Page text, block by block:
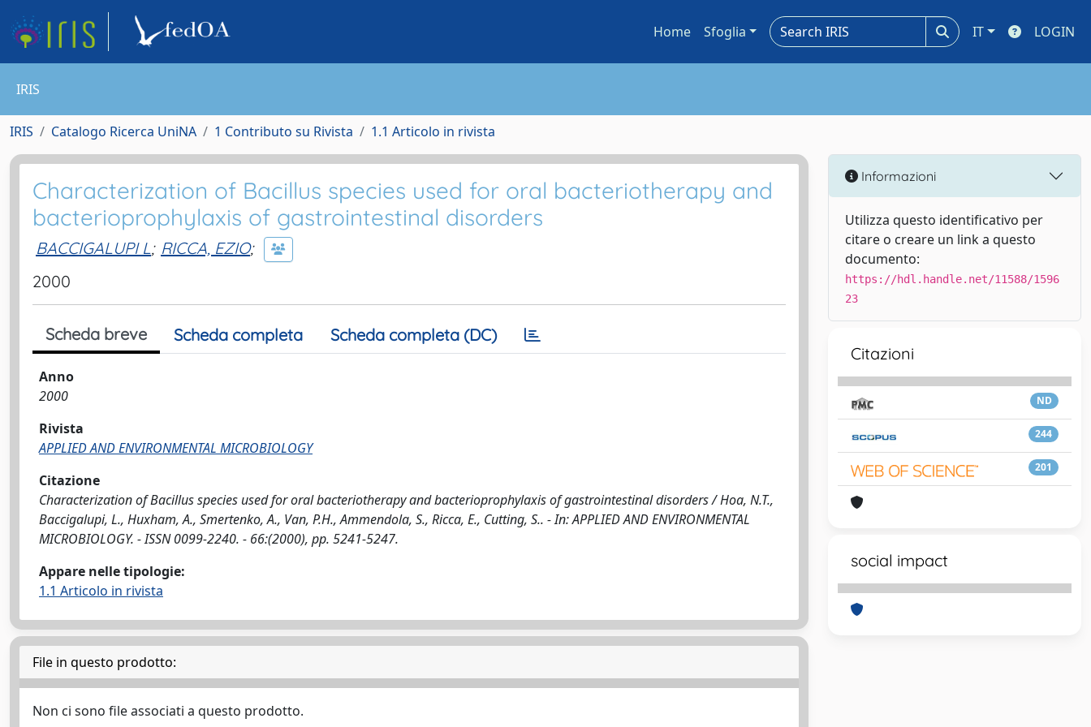
Home Sfoglia IT LOGIN
IRIS
IRIS Catalogo Ricerca UniNA 1 Contributo su Rivista 1.1 Articolo in rivista
Characterization of Bacillus species used for oral bacteriotherapy and
bacterioprophylaxis of gastrointestinal disorders
BACCIGALUPI L; RICCA, EZIO;
2000
Scheda breve Scheda completa Scheda completa (DC)
Anno
2000
Rivista
APPLIED AND ENVIRONMENTAL MICROBIOLOGY
Citazione
Characterization of Bacillus species used for oral bacteriotherapy and bacterioprophylaxis of gastrointestinal disorders / Hoa, N.T.,
Baccigalupi, L., Huxham, A., Smertenko, A., Van, P.H., Ammendola, S., Ricca, E., Cutting, S.. - In: APPLIED AND ENVIRONMENTAL
MICROBIOLOGY. - ISSN 0099-2240. - 66:(2000), pp. 5241-5247.
Appare nelle tipologie:
1.1 Articolo in rivista
File in questo prodotto:
Non ci sono file associati a questo prodotto.
Informazioni
Utilizza questo identificativo per
citare o creare un link a questo
documento:
https://hdl.handle.net/11588/1596
23
Citazioni
ND
244
201
social impact